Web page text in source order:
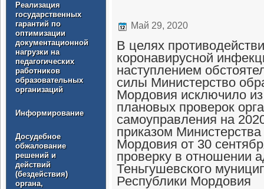
Реализация
государственных
гарантий по
оптимизации
документационной
нагрузки на
педагогических
работников
образовательных
организаций
Информирование
Досудебное
обжалование
решений и
действий
(бездействия)
органа,
Май 29, 2020
В целях
коронавирусной
наступлением
силы Министерство
Мордовия исключило
плановых проверок
самоуправления на
приказом
Мордовия от 30
проверку в отношении
Теньгушевского
Республики Мордовия